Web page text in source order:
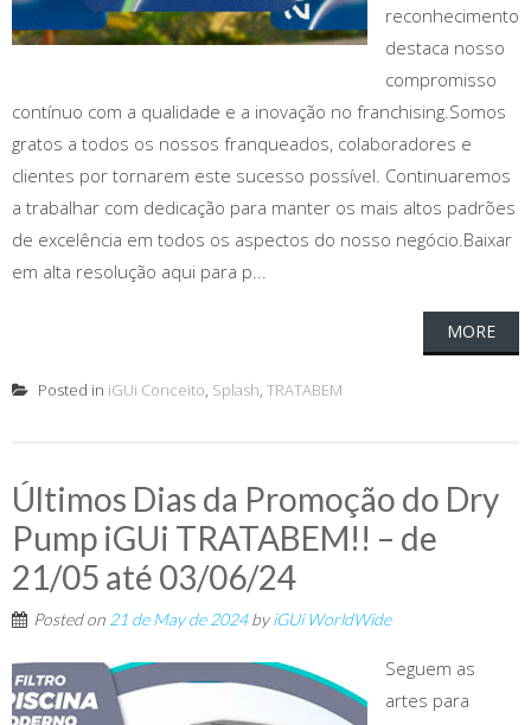
reconhecimento
destaca nosso
compromisso
contínuo com a qualidade e a inovação no franchising.Somos
gratos a todos os nossos franqueados, colaboradores e
clientes por tornarem este sucesso possível. Continuaremos
a trabalhar com dedicação para manter os mais altos padrões
de excelência em todos os aspectos do nosso negócio.Baixar
em alta resolução aqui para p...
MORE
Posted in iGUi Conceito, Splash, TRATABEM
Últimos Dias da Promoção do Dry
Pump iGUi TRATABEM!! – de
21/05 até 03/06/24
Posted on 21 de May de 2024byiGUi WorldWide
Seguem as
artes para